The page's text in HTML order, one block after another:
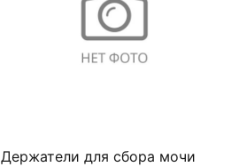
Держатели для сбора мочи